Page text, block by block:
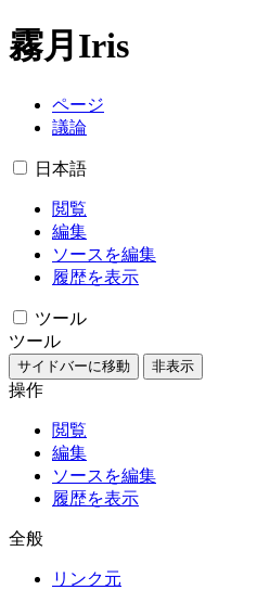
霧月Iris
ページ
議論
日本語
閲覧
編集
ソースを編集
履歴を表示
ツール
ツール
サイドバーに移動 非表示
操作
閲覧
編集
ソースを編集
履歴を表示
全般
リンク元